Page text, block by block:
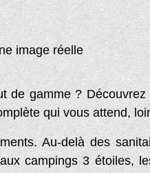
image réelle
gamme ?
qui vous attend,
Au-delà des
campings 3 étoiles,